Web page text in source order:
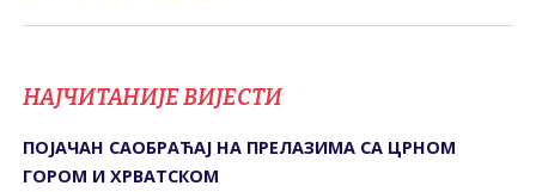
НАЈЧИТАНИЈЕ ВИЈЕСТИ
ПОЈАЧАН САОБРАЋАЈ НА ПРЕЛАЗИМА СА ЦРНОМ
ГОРОМ И ХРВАТСКОМ